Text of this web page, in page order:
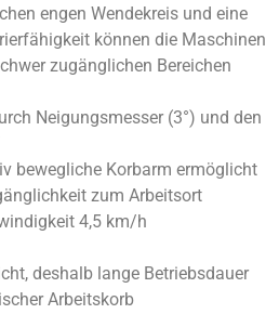
engen Wendekreis und eine
können die Maschinen
zugänglichen Bereichen
Neigungsmesser (3°) und den
bewegliche Korbarm ermöglicht
zum Arbeitsort
4,5 km/h
deshalb lange Betriebsdauer
Arbeitskorb